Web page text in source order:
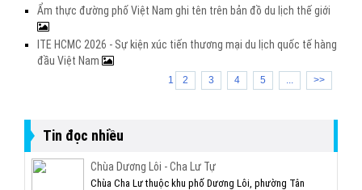
Ẩm thực đường phố Việt Nam ghi tên trên bản đồ du lịch thế giới
ITE HCMC 2026 - Sự kiện xúc tiến thương mại du lịch quốc tế hàng
đầu Việt Nam
1 2 3 4 5 ... >>
Tin đọc nhiều
Chùa Dương Lôi - Cha Lư Tự
Chùa Cha Lư thuộc khu phố Dương Lôi, phường Tân